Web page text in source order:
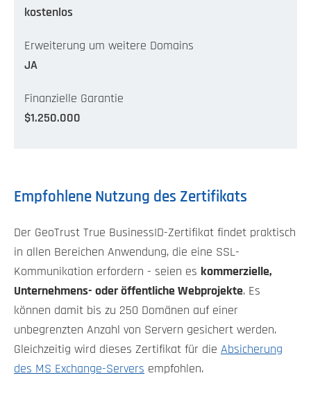
kostenlos
Erweiterung um weitere Domains
JA
Finanzielle Garantie
$1.250.000
Empfohlene Nutzung des Zertifikats
Der GeoTrust True BusinessID-Zertifikat findet praktisch
in allen Bereichen Anwendung, die eine SSL-
Kommunikation erfordern - seien es kommerzielle,
Unternehmens- oder öffentliche Webprojekte. Es
können damit bis zu 250 Domänen auf einer
unbegrenzten Anzahl von Servern gesichert werden.
Gleichzeitig wird dieses Zertifikat für die Absicherung
des MS Exchange-Servers empfohlen.